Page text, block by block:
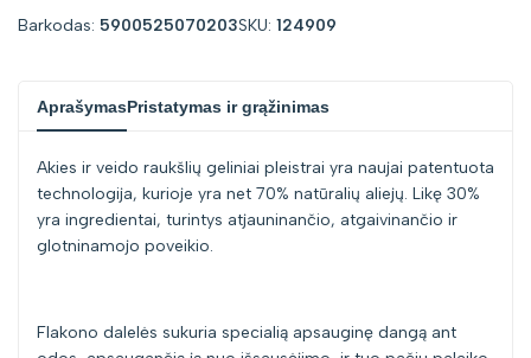
kiekį
prekei
{{
}}"
kiekį
prekei
{{
}}"
Barkodas: 5900525070203SKU: 124909
AprašymasPristatymas ir grąžinimas
Akies ir veido raukšlių geliniai pleistrai yra naujai patentuota
technologija, kurioje yra net 70% natūralių aliejų. Likę 30%
yra ingredientai, turintys atjauninančio, atgaivinančio ir
glotninamojo poveikio.
Flakono dalelės sukuria specialią apsauginę dangą ant